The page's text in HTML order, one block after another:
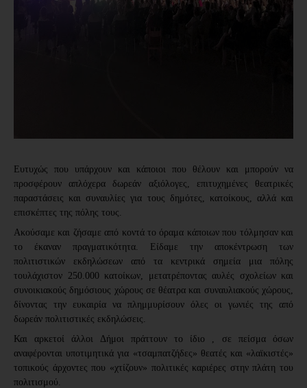
Ευτυχώς που υπάρχουν και κάποιοι που θέλουν και μπορούν να
προσφέρουν απλόχερα δωρεάν αξιόλογες, επιτυχημένες θεατρικές
παραστάσεις και συναυλίες για τους δημότες, κατοίκους, αλλά και
επισκέπτες της πόλης τους.
Ακούσαμε και ζήσαμε από κοντά το όραμα κάποιων που τόλμησαν και
το έκαναν πραγματικότητα. Είδαμε την αποκέντρωση των
πολιτιστικών εκδηλώσεων από τα κεντρικά σημεία μια πόλης
τουλάχιστον 250.000 κατοίκων, μετατρέποντας αυλές σχολείων και
συνοικιακούς δημόσιους χώρους σε θέατρα και συναυλιακούς χώρους,
δίνοντας την ευκαιρία να πλημμυρίσουν όλες οι γωνιές της από
δωρεάν πολιτιστικές εκδηλώσεις.
Και αρκετοί άλλοι Δήμοι πράττουν το ίδιο , σε πείσμα όσων
αναφέρονται υποτιμητικά για «τσαμπατζήδες» θεατές και «λαϊκιστές»
τοπικούς άρχοντες που «χτίζουν» πολιτικές καριέρες στην πλάτη του
πολιτισμού.